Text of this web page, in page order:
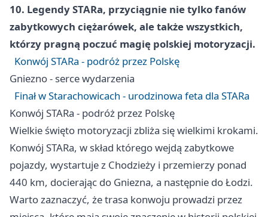
10. Legendy STARa, przyciągnie nie tylko fanów
zabytkowych ciężarówek, ale także wszystkich,
którzy pragną poczuć magię polskiej motoryzacji.
Konwój STARa - podróż przez Polskę
Gniezno- serce wydarzenia
Finał w Starachowicach - urodzinowa feta dla STARa
Konwój STARa - podróż przez Polskę
Wielkie święto motoryzacji zbliża się wielkimi krokami.
Konwój STARa, w skład którego wejdą zabytkowe
pojazdy, wystartuje z Chodzieży i przemierzy ponad
440 km, docierając do Gniezna, a następnie do Łodzi.
Warto zaznaczyć, że trasa konwoju prowadzi przez